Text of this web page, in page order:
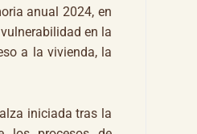
anual 2024, en
en la
a la vivienda, la
iniciada tras la